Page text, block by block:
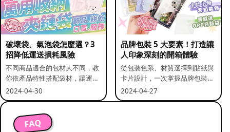
破壞袋、氣泡袋怎麼選？3
招降低運送損耗風險
不同商品適合的包材大不同，教
你依產品特性搭配袋材，讓運送
更安全。
2024-04-30
品牌包裝 5 大要素！打造讓
人印象深刻的開箱體驗
從包裝色系、材質選擇到貼紙與
卡片設計，一次掌握品牌包裝的
關鍵要素。
2024-04-27
FAQ